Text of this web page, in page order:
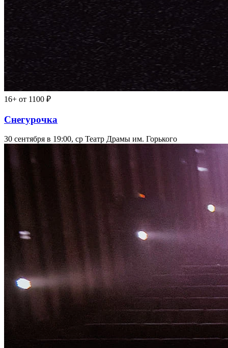
16+ от 1100 ₽
Снегурочка
30 сентября в 19:00, ср Театр Драмы им. Горького